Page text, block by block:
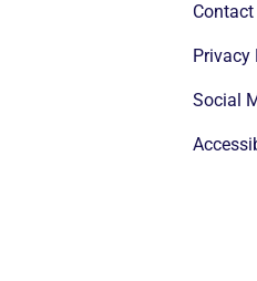
Contact
Privacy
Social